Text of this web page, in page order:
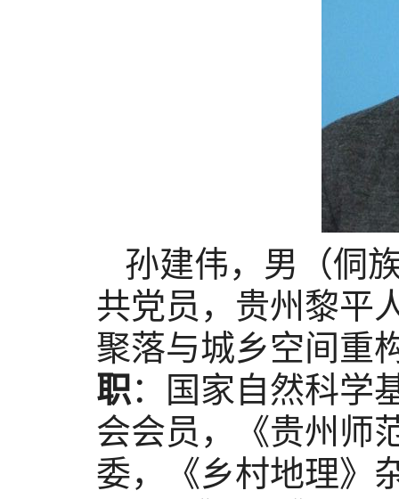
孙建伟，男（侗
共党员，贵州黎平
聚落与城乡空间重
职：国家自然科学
会会员，《贵州师
委，《乡村地理》